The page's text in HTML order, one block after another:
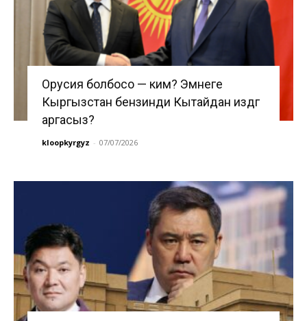
Орусия болбосо — ким? Эмнеге
Кыргызстан бензинди Кытайдан издөөгө
аргасыз?
kloopkyrgyz - 07/07/2026